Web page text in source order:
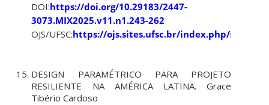
DOI:https://doi.org/10.29183/2447-
3073.MIX2025.v11.n1.243-262
OJS/UFSC:https://ojs.sites.ufsc.br/index.php/
DESIGN PARAMÉTRICO PARA PROJETO
RESILIENTE NA AMÉRICA LATINA. Grace
Tibério Cardoso